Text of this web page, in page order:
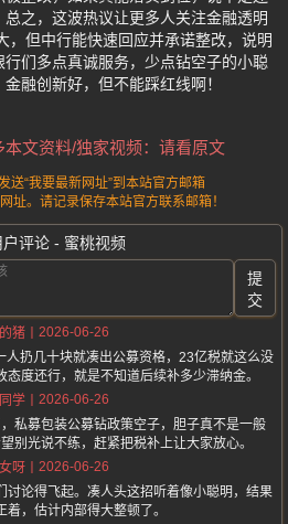
之，这波热议让更多人关注金融透明
，但中行能快速回应并承诺整改，说明
们多点真诚服务，少点钻空子的小聪
融创新好，但不能踩红线啊！
文资料/独家视频：请看原文
送“我要最新网址”到本站官方邮箱
址。请记录保存本站官方联系邮箱！
评论 - 蜜桃视频
提
交
猪
2026-06-26
扔几十块就凑出公募资格，23亿税就这么没
态度还行，就是不知道后续补多少滞纳金。
学
2026-06-26
私募包装公募钻政策空子，胆子真不是一般
别光说不练，赶紧把税补上让大家放心。
呀
2026-06-26
讨论得飞起。凑人头这招听着像小聪明，结果
着，估计内部得大整顿了。